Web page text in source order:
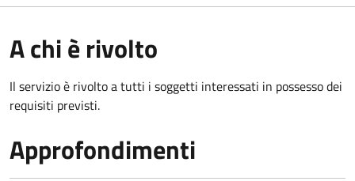
A chi è rivolto
Il servizio è rivolto a tutti i soggetti interessati in possesso dei
requisiti previsti.
Approfondimenti